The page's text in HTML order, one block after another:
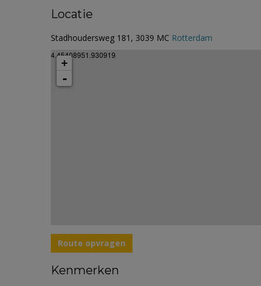
Locatie
Stadhoudersweg 181, 3039 MC Rotterdam
4.45408951.930919
+
-
Route opvragen
Kenmerken